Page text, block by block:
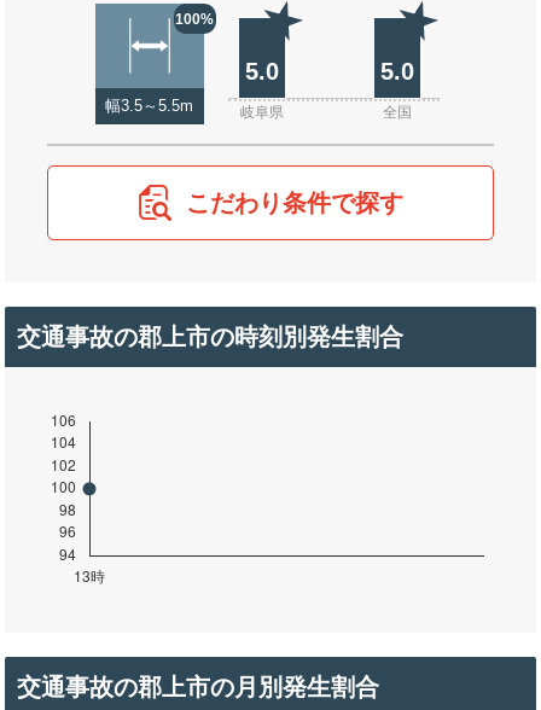
100%
幅3.5～5.5m
5.0 5.0
岐阜県 全国
こだわり条件で探す
交通事故の郡上市の時刻別発生割合
交通事故の郡上市の月別発生割合